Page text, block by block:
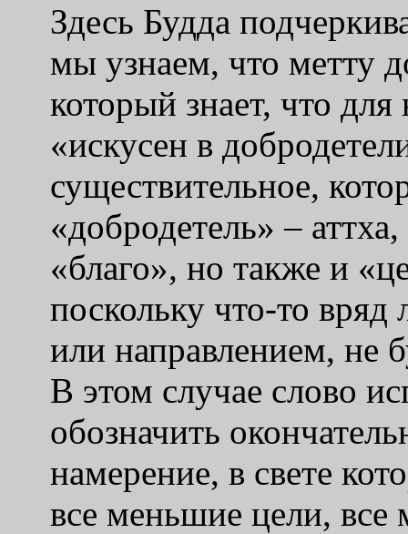
Здесь Будда
мы узнаем, что метту
который знает, что
«искусен в
существительное,
«добродетель» –
«благо», но также и
поскольку что-то
или направлением, не
В этом случае слово
обозначить
намерение, в свете
все меньшие цели, все